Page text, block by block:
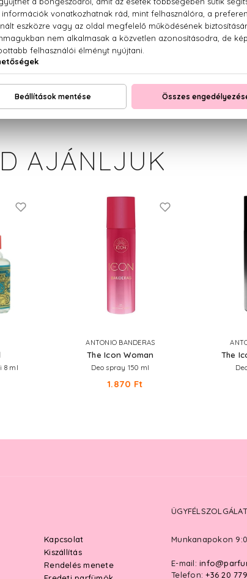
glucoside, cocamidopropyl betaine, urea, acetyl
hyaluronate, centella asiatica leaf extract,
fruit extractwh, guar
sorbate, parfum, hexyl cinnamal, benzyl
AJÁNLJUK
8 ml
ANTONIO BANDERAS
The Icon Woman
Deo spray 150 ml
1.870 Ft
The
Kapcsolat
Kiszállítás
Rendelés menete
ÜGYFÉLSZOLGÁLAT
Munkanapokon
E-mail:
Telefon: +36 20